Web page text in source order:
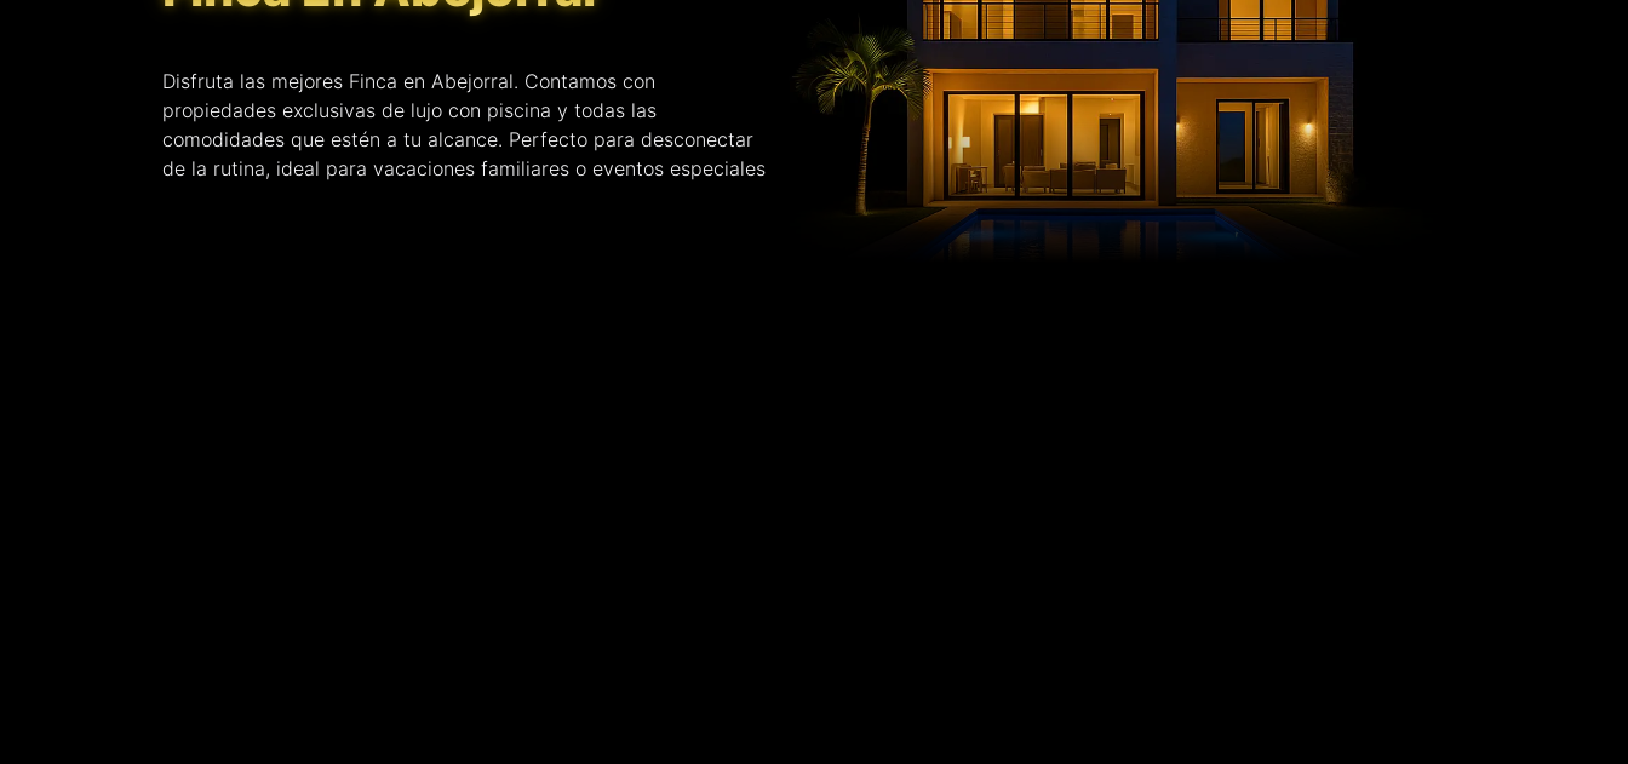
Disfruta las mejores Finca en Abejorral. Contamos con
propiedades exclusivas de lujo con piscina y todas las
comodidades que estén a tu alcance. Perfecto para desconectar
de la rutina, ideal para vacaciones familiares o eventos especiales